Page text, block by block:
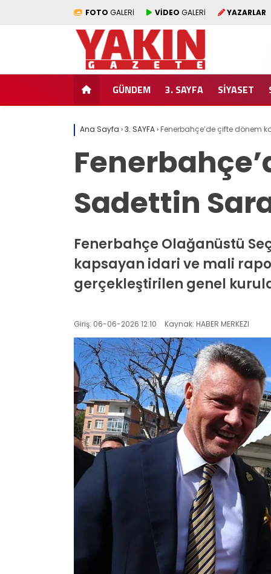
FOTO GALERİ VİDEO GALERİ YAZARLAR
GÜNDEM 3. SAYFA SİYASET
Ana Sayfa ›3. SAYFA› Fenerbahçe’de çifte dönem
Sadettin
Fenerbahçe Olağanüstü
kapsayan idari ve mali
gerçekleştirilen genel
Giriş: 06-06-2026 12:10 Kaynak: HABER MERKEZI